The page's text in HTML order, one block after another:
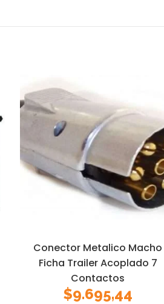
Conector Metalico Macho
Ficha Trailer Acoplado 7
Contactos
$9.695,44